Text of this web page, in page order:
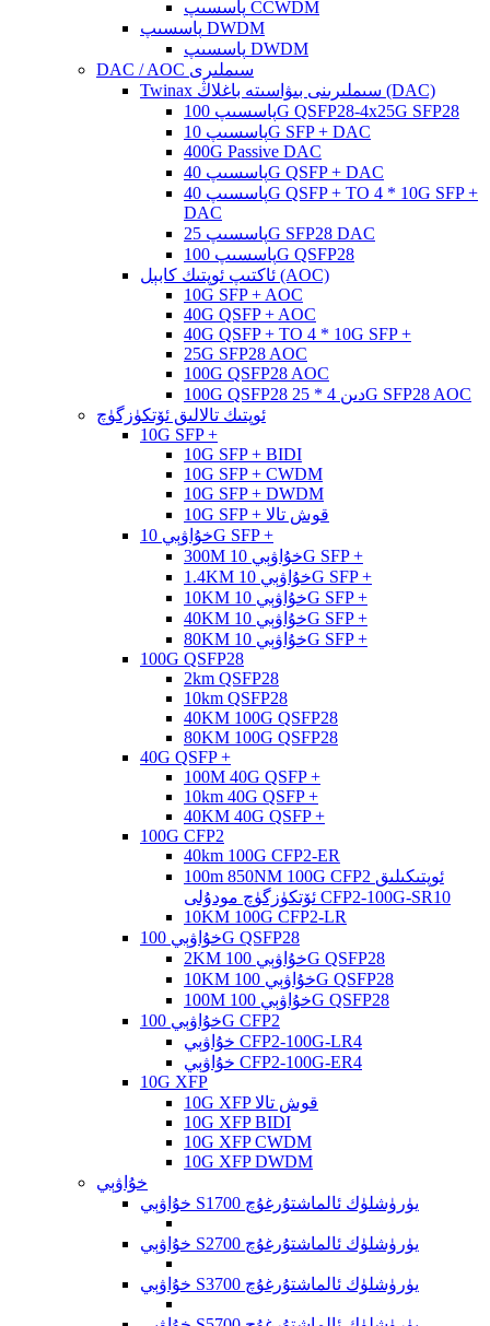
پاسسىپ CCWDM
پاسسىپ DWDM
پاسسىپ DWDM
DAC / AOC سىملىرى
Twinax سىملىرىنى بىۋاسىتە باغلاڭ (DAC)
پاسسىپ 100G QSFP28-4x25G SFP28
پاسسىپ 10G SFP + DAC
400G Passive DAC
پاسسىپ 40G QSFP + DAC
پاسسىپ 40G QSFP + TO 4 * 10G SFP +
DAC
پاسسىپ 25G SFP28 DAC
پاسسىپ 100G QSFP28
ئاكتىپ ئوپتىك كابېل (AOC)
10G SFP + AOC
40G QSFP + AOC
40G QSFP + TO 4 * 10G SFP +
25G SFP28 AOC
100G QSFP28 AOC
100G QSFP28 دىن 4 * 25G SFP28 AOC
ئوپتىك تالالىق ئۆتكۈزگۈچ
10G SFP +
10G SFP + BIDI
10G SFP + CWDM
10G SFP + DWDM
10G SFP + قوش تالا
خۇاۋېي 10G SFP +
300M خۇاۋېي 10G SFP +
1.4KM خۇاۋېي 10G SFP +
10KM خۇاۋېي 10G SFP +
40KM خۇاۋېي 10G SFP +
80KM خۇاۋېي 10G SFP +
100G QSFP28
2km QSFP28
10km QSFP28
40KM 100G QSFP28
80KM 100G QSFP28
40G QSFP +
100M 40G QSFP +
10km 40G QSFP +
40KM 40G QSFP +
100G CFP2
40km 100G CFP2-ER
100m 850NM 100G CFP2 ئوپتىكىلىق
ئۆتكۈزگۈچ مودۇلى CFP2-100G-SR10
10KM 100G CFP2-LR
خۇاۋېي 100G QSFP28
2KM خۇاۋېي 100G QSFP28
10KM خۇاۋېي 100G QSFP28
100M خۇاۋېي 100G QSFP28
خۇاۋېي 100G CFP2
خۇاۋېي CFP2-100G-LR4
خۇاۋېي CFP2-100G-ER4
10G XFP
10G XFP قوش تالا
10G XFP BIDI
10G XFP CWDM
10G XFP DWDM
خۇاۋېي
خۇاۋېي S1700 يۈرۈشلۈك ئالماشتۇرغۇچ
خۇاۋېي S2700 يۈرۈشلۈك ئالماشتۇرغۇچ
خۇاۋېي S3700 يۈرۈشلۈك ئالماشتۇرغۇچ